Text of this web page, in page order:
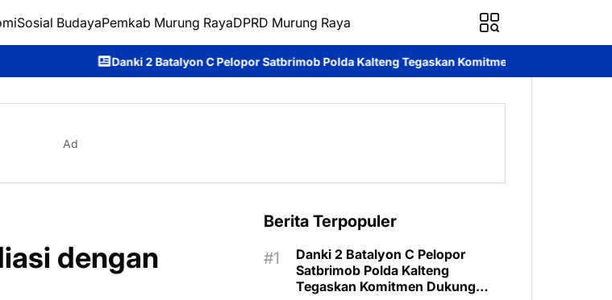
Sosial BudayaPemkab Murung RayaDPRD Murung Raya
Danki 2 Batalyon C Pelopor Satbrimob Polda Kalteng Tegaskan Komitmen Dukung Pencegahan Karhutla di
Ad
dengan
Berita Terpopuler
Danki 2 Batalyon C Pelopor
Satbrimob Polda Kalteng
Tegaskan Komitmen Dukung